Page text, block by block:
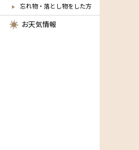
忘れ物・落とし物をした方
お天気情報